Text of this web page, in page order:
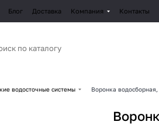
Блог Доставка Компания Контакты
водосточные системы Воронка